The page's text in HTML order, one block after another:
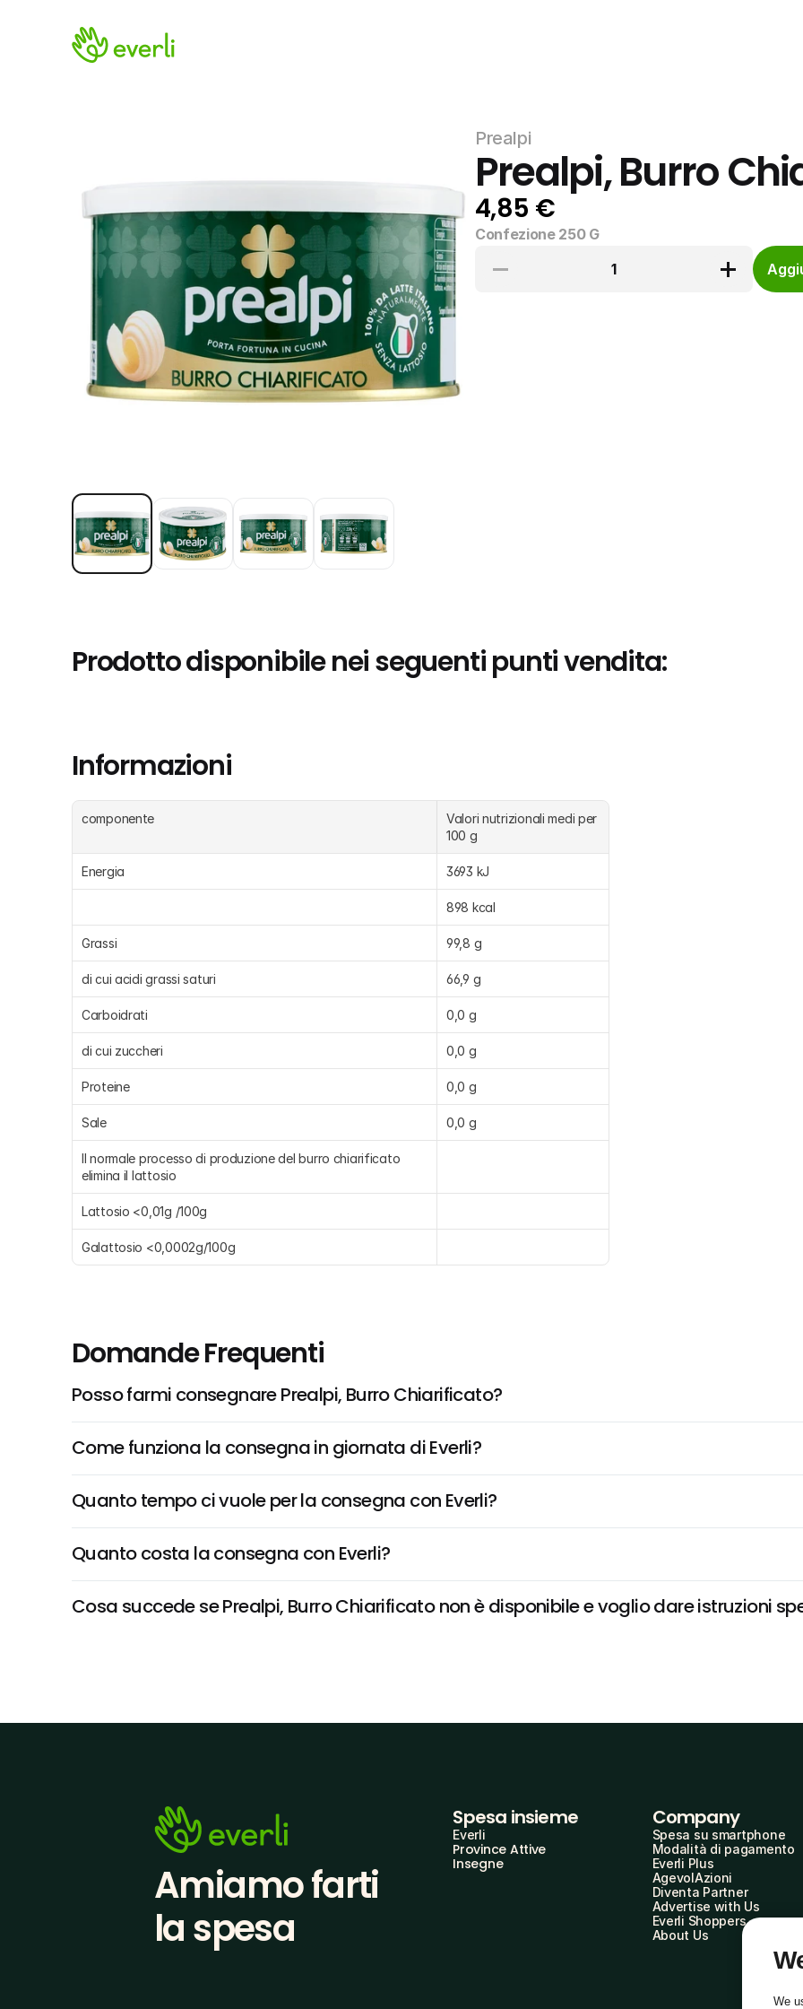
Prealpi
Prealpi, Burro
4,85 €
Confezione 250 G
1
Prodotto disponibile nei seguenti punti vendita:
Informazioni
componente
Valori nutrizionali medi per
100 g
Energia 3693 kJ
898 kcal
Grassi 99,8 g
di cui acidi grassi saturi 66,9 g
Carboidrati 0,0 g
di cui zuccheri 0,0 g
Proteine 0,0 g
Sale 0,0 g
Il normale processo di produzione del burro chiarificato
elimina il lattosio
Lattosio <0,01g /100g
Galattosio <0,0002g/100g
Domande Frequenti
Posso farmi consegnare Prealpi, Burro Chiarificato?
Come funziona la consegna in giornata di Everli?
Quanto tempo ci vuole per la consegna con Everli?
Quanto costa la consegna con Everli?
Cosa succede se Prealpi, Burro Chiarificato non è disponibile e voglio dare istruzioni
Amiamo farti
la spesa
Spesa insieme
Everli
Province Attive
Insegne
Company
Spesa su smartphone
Modalità di pagamento
Everli Plus
AgevolAzioni
Diventa Partner
Advertise with Us
Everli Shoppers
About Us
We